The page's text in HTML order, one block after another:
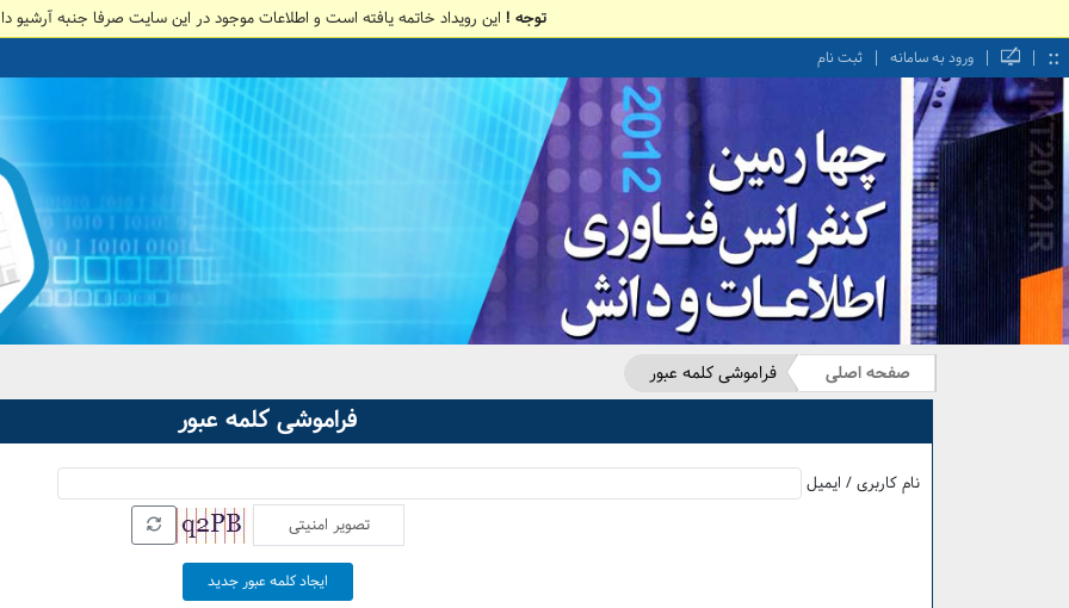
توجه ! این رویداد خاتمه یافته است و اطلاعات موجود در این سایت صرفا جنبه آرشیو
::
|
| ورود به سامانه | ثبت نام
صفحه اصلی فراموشی کلمه عبور
فراموشی کلمه عبور
نام کاربری / ایمیل
ایجاد کلمه عبور جدید